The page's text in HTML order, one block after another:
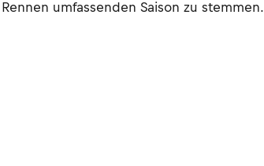
umfassenden Saison zu stemmen.